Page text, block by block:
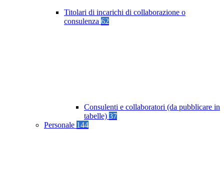
Titolari di incarichi di collaborazione o
consulenza 62
Consulenti e collaboratori (da pubblicare in
tabelle) 37
Personale 144